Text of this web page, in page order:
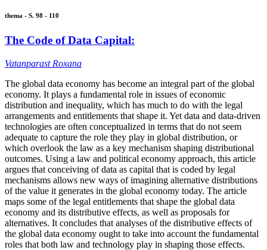
thema - S. 98 - 110
The Code of Data Capital:
Vatanparast Roxana
The global data economy has become an integral part of the global
economy. It plays a fundamental role in issues of economic
distribution and inequality, which has much to do with the legal
arrangements and entitlements that shape it. Yet data and data-driven
technologies are often conceptualized in terms that do not seem
adequate to capture the role they play in global distribution, or
which overlook the law as a key mechanism shaping distributional
outcomes. Using a law and political economy approach, this article
argues that conceiving of data as capital that is coded by legal
mechanisms allows new ways of imagining alternative distributions
of the value it generates in the global economy today. The article
maps some of the legal entitlements that shape the global data
economy and its distributive effects, as well as proposals for
alternatives. It concludes that analyses of the distributive effects of
the global data economy ought to take into account the fundamental
roles that both law and technology play in shaping those effects.